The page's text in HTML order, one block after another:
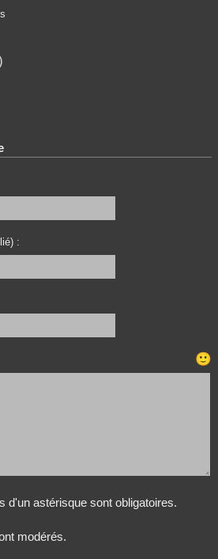
:
🙂
d'un astérisque sont obligatoires.
modérés.